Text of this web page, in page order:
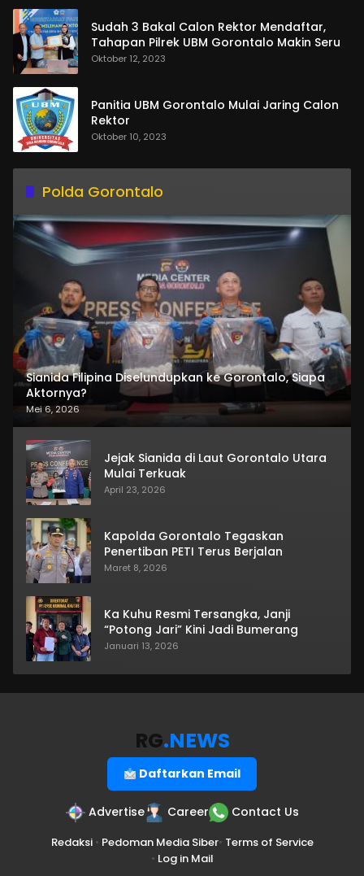
Sudah 3 Bakal Calon Rektor Mendaftar,
Tahapan Pilrek UBM Gorontalo Makin Seru
Oktober 12, 2023
Panitia UBM Gorontalo Mulai Jaring Calon
Rektor
Oktober 10, 2023
Polda Gorontalo
Sianida Filipina Diselundupkan ke Gorontalo, Siapa
Aktornya?
Mei 6, 2026
Jejak Sianida di Laut Gorontalo Utara
Mulai Terkuak
April 23, 2026
Kapolda Gorontalo Tegaskan
Penertiban PETI Terus Berjalan
Maret 8, 2026
Ka Kuhu Resmi Tersangka, Janji
“Potong Jari” Kini Jadi Bumerang
Januari 13, 2026
RG.NEWS
Daftarkan Email
Advertise Career Contact Us
Redaksi• Pedoman Media Siber• Terms of Service
• Log in Mail